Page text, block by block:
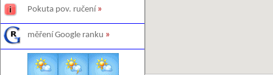
Pokuta pov. ručení »
měření Google ranku »